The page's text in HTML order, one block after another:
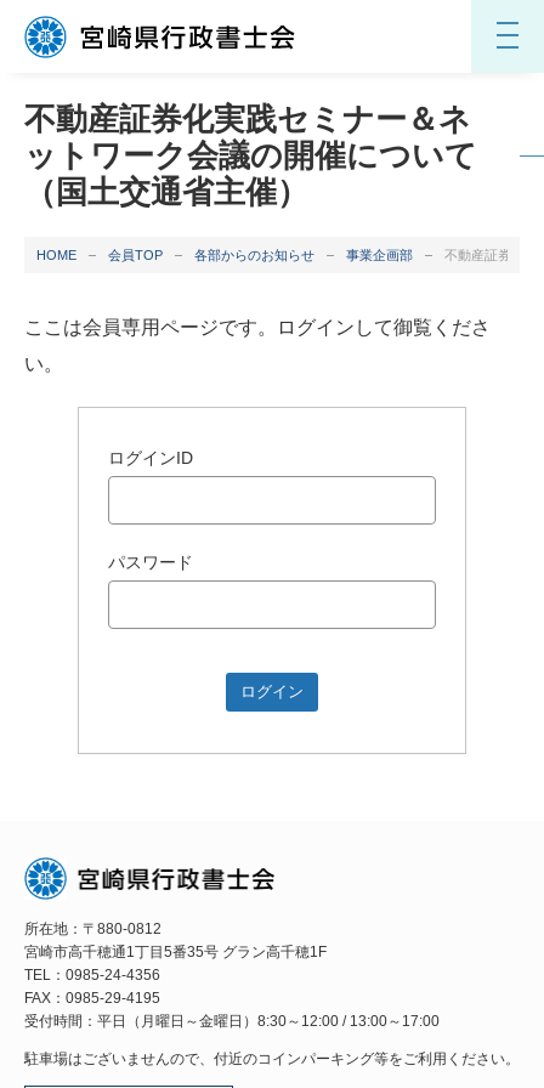
不動産証券化実践セミナー＆ネ
ットワーク会議の開催について
（国土交通省主催）
HOME 会員TOP 各部からのお知らせ 事業企画部 不動産証券化実
ここは会員専用ページです。ログインして御覧くださ
い。
ログインID
パスワード
所在地：〒880-0812
宮崎市高千穂通1丁目5番35号 グラン高千穂1F
TEL：0985-24-4356
FAX：0985-29-4195
受付時間：平日（月曜日～金曜日）8:30～12:00 / 13:00～17:00
駐車場はございませんので、付近のコインパーキング等をご利用ください。